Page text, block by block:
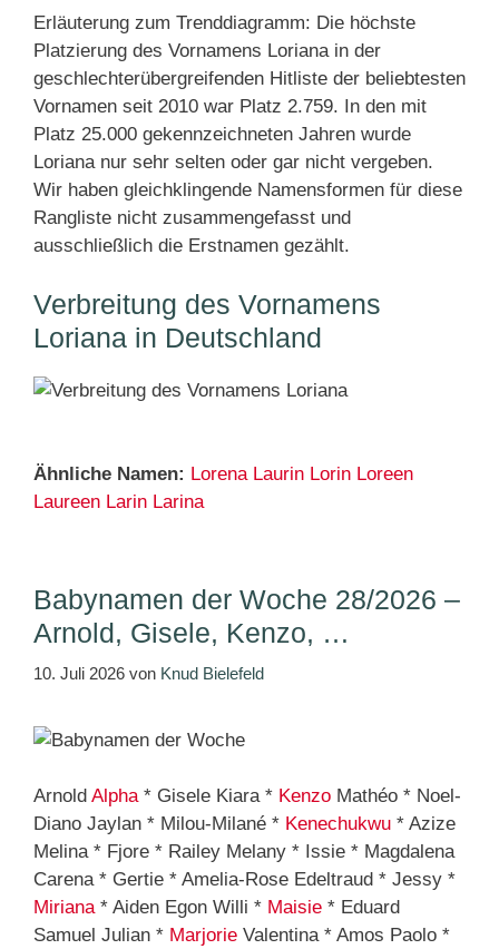
Erläuterung zum Trenddiagramm: Die höchste
Platzierung des Vornamens Loriana in der
geschlechterübergreifenden Hitliste der beliebtesten
Vornamen seit 2010 war Platz 2.759. In den mit
Platz 25.000 gekennzeichneten Jahren wurde
Loriana nur sehr selten oder gar nicht vergeben.
Wir haben gleichklingende Namensformen für diese
Rangliste nicht zusammengefasst und
ausschließlich die Erstnamen gezählt.
Verbreitung des Vornamens
Loriana in Deutschland
Ähnliche Namen: Lorena Laurin Lorin Loreen
Laureen Larin Larina
Babynamen der Woche 28/2026 –
Arnold, Gisele, Kenzo, …
10. Juli 2026 von Knud Bielefeld
Arnold Alpha* Gisele Kiara * Kenzo Mathéo * Noel-
Diano Jaylan * Milou-Milané * Kenechukwu * Azize
Melina * Fjore * Railey Melany * Issie * Magdalena
Carena * Gertie * Amelia-Rose Edeltraud * Jessy *
Miriana* Aiden Egon Willi * Maisie * Eduard
Samuel Julian * Marjorie Valentina * Amos Paolo *